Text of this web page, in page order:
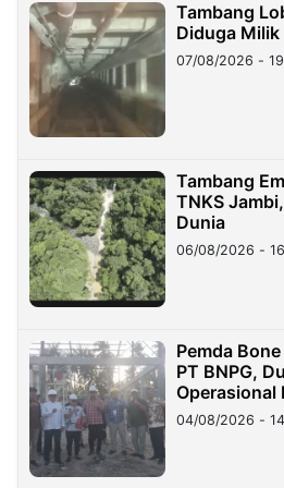
Tambang
Diduga
07/08/2026 -
Tambang
TNKS
Dunia
06/08/2026 -
Pemda
PT BNPG,
Operasional
04/08/2026 -